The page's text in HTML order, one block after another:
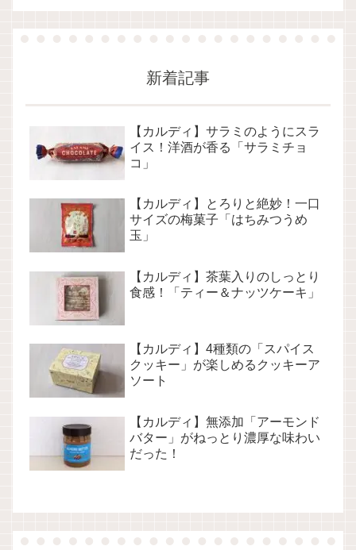
新着記事
【カルディ】サラミのようにスラ
イス！洋酒が香る「サラミチョ
コ」
【カルディ】とろりと絶妙！一口
サイズの梅菓子「はちみつうめ
玉」
【カルディ】茶葉入りのしっとり
食感！「ティー＆ナッツケーキ」
【カルディ】4種類の「スパイス
クッキー」が楽しめるクッキーア
ソート
【カルディ】無添加「アーモンド
バター」がねっとり濃厚な味わい
だった！